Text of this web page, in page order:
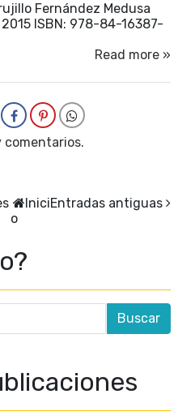
Fernández Medusa
ISBN: 978-84-16387-
Read more »
comentarios.
Entradas antiguas
Inici
o